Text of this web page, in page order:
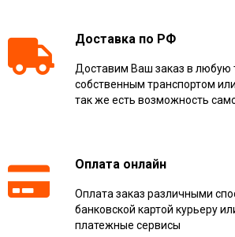
Доставка по РФ
Доставим Ваш заказ в любую
собственным транспортом
так же есть возможность
Оплата онлайн
Оплата заказ различными
банковской картой курьеру
платежные сервисы